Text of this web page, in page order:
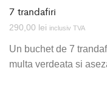
7 trandafiri
290,00 lei inclusiv TVA
Un buchet de 7
multa verdeata si